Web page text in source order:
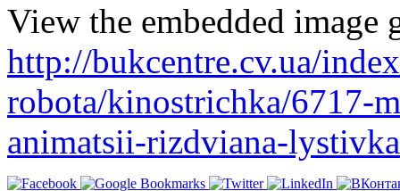
View the embedded image
http://bukcentre.cv.ua/
robota/kinostrichka/6717-
animatsii-rizdviana-